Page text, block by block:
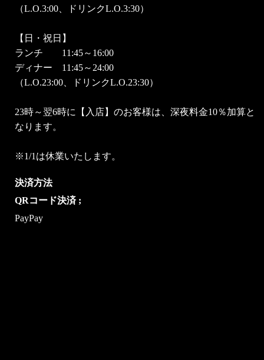
（L.O.3:00、ドリンクL.O.3:30）
【日・祝日】
ランチ 11:45～16:00
ディナー 11:45～24:00
（L.O.23:00、ドリンクL.O.23:30）
23時～翌6時に【入店】のお客様は、深夜料金10％加算と
なります。
※1/1は休業いたします。
決済方法
QRコード決済 ;
PayPay